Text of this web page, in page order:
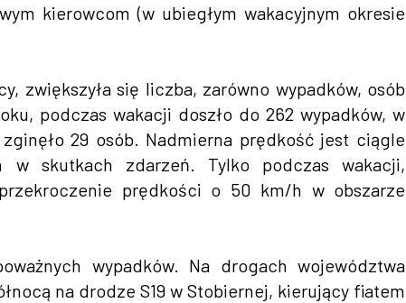
kierowcom (w ubiegłym wakacyjnym okresie
zwiększyła się liczba, zarówno wypadków, osób
podczas wakacji doszło do 262 wypadków, w
29 osób. Nadmierna prędkość jest ciągle
w skutkach zdarzeń. Tylko podczas wakacji,
prędkości o 50 km/h w obszarze
wypadków. Na drogach województwa
na drodze S19 w Stobiernej, kierujący fiatem